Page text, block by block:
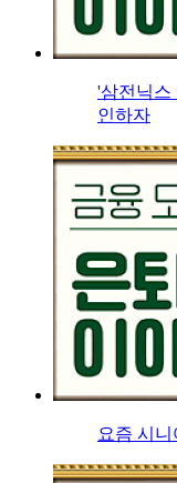
'삼전닉스
인하자
요즘 시